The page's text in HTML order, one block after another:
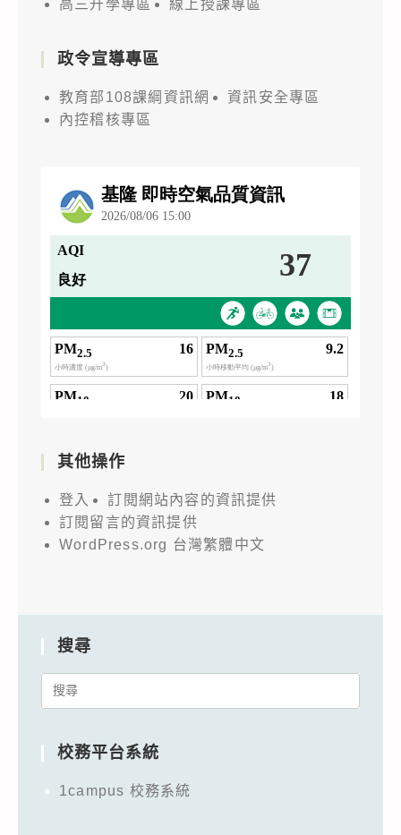
高三升學專區 線上授課專區
政令宣導專區
教育部108課綱資訊網
資訊安全專區
內控稽核專區
其他操作
登入
訂閱網站內容的資訊提供
訂閱留言的資訊提供
WordPress.org 台灣繁體中文
搜尋
Search
校務平台系統
1campus 校務系統